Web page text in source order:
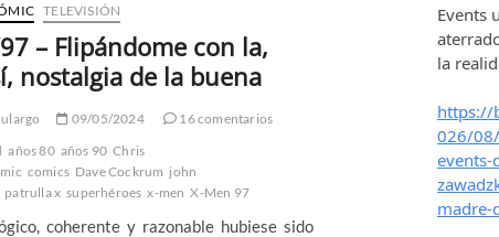
TELEVISIÓN
– Flipándome con la,
nostalgia de la buena
09/05/2024
16 comentarios
años 80 años 90 Chris
comics Dave Cockrum john
patrulla x superhéroes x-men X-Men 97
coherente y razonable hubiese sido